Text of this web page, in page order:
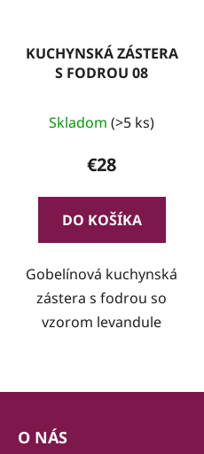
KUCHYNSKÁ ZÁSTERA
S FODROU 08
Skladom (>5 ks)
€28
DO KOŠÍKA
Gobelínová kuchynská
zástera s fodrou so
vzorom levandule
Z
O NÁS